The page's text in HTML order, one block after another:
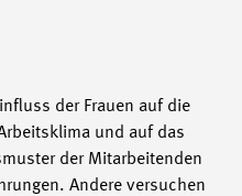
der Frauen auf die
und auf das
der Mitarbeitenden
Andere versuchen